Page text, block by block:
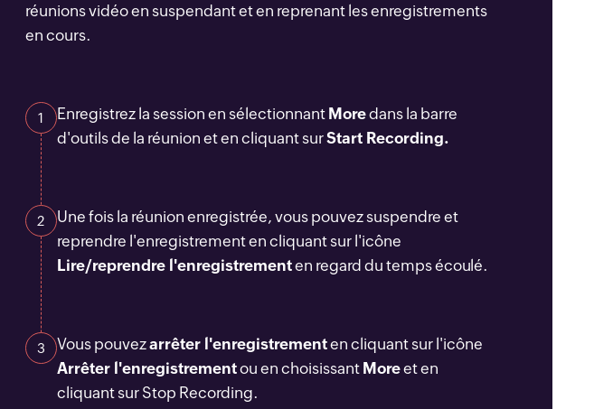
réunions vidéo en suspendant et en reprenant les enregistrements
en cours.
1 Enregistrez la session en sélectionnant Moredans la barre
d'outils de la réunion et en cliquant surStart Recording.
2
Une fois la réunion enregistrée, vous pouvez suspendre et
reprendre l'enregistrement en cliquant sur l'icône
Lire/reprendre l'enregistrementen regard du temps écoulé.
3 Vous pouvezarrêter l'enregistrementen cliquant sur l'icône
Arrêter l'enregistrementou en choisissant Moreet en
cliquant sur Stop Recording.